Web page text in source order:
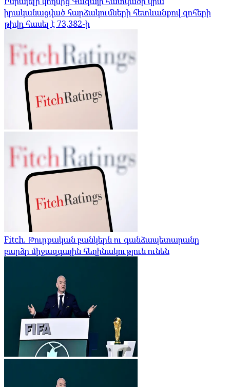
իրականացված հարձակումների հետևանքով զոհերի
թիվը հասել է 73,382-ի
Fitch. Թուրքական բանկերն ու գանձապետարանը
բարձր միջազգային հեղինակություն ունեն